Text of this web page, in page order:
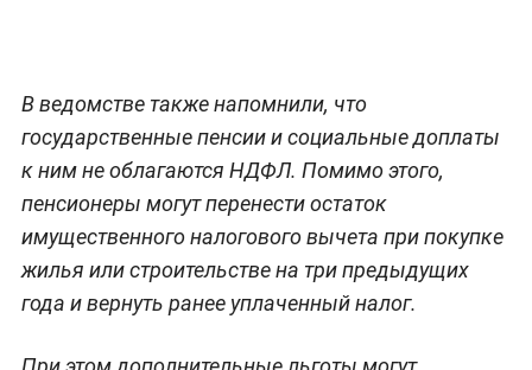
В ведомстве также напомнили, что
государственные пенсии и социальные доплаты
к ним не облагаются НДФЛ. Помимо этого,
пенсионеры могут перенести остаток
имущественного налогового вычета при покупке
жилья или строительстве на три предыдущих
года и вернуть ранее уплаченный налог.